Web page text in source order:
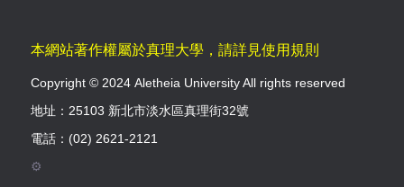
本網站著作權屬於真理大學，請詳見使用規則
Copyright © 2024 Aletheia University All rights reserved
地址：25103 新北市淡水區真理街32號
電話：(02) 2621-2121
⚙️